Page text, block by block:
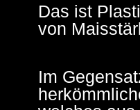
Das ist
von
Im